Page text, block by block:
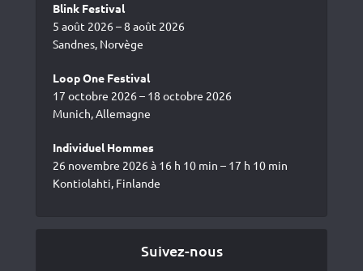
Blink Festival
5 août 2026 – 8 août 2026
Sandnes, Norvège
Loop One Festival
17 octobre 2026 – 18 octobre 2026
Munich, Allemagne
Individuel Hommes
26 novembre 2026 à 16 h 10 min – 17 h 10 min
Kontiolahti, Finlande
Suivez-nous